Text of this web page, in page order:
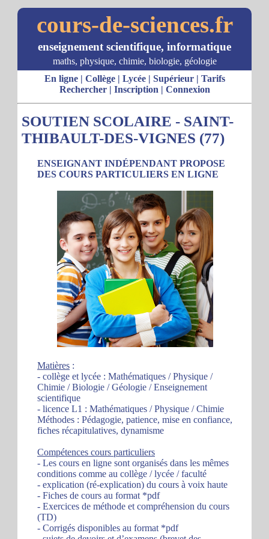
cours-de-sciences.fr
enseignement scientifique, informatique
maths, physique, chimie, biologie, géologie
En ligne| Collège| Lycée| Supérieur| Tarifs
Rechercher| Inscription | Connexion
SOUTIEN SCOLAIRE - SAINT-
THIBAULT-DES-VIGNES (77)
ENSEIGNANT INDÉPENDANT PROPOSE
DES COURS PARTICULIERS EN LIGNE
Matières :
- collège et lycée : Mathématiques / Physique /
Chimie / Biologie / Géologie / Enseignement
scientifique
- licence L1 : Mathématiques / Physique / Chimie
Méthodes : Pédagogie, patience, mise en confiance,
fiches récapitulatives, dynamisme
Compétences cours particuliers
- Les cours en ligne sont organisés dans les mêmes
conditions comme au collège / lycée / faculté
- explication (ré-explication) du cours à voix haute
- Fiches de cours au format *pdf
- Exercices de méthode et compréhension du cours
(TD)
- Corrigés disponibles au format *pdf